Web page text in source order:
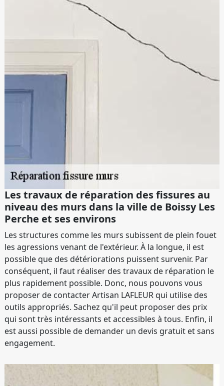
Les travaux de réparation des fissures au
niveau des murs dans la ville de Boissy Les
Perche et ses environs
Les structures comme les murs subissent de plein fouet
les agressions venant de l'extérieur. À la longue, il est
possible que des détériorations puissent survenir. Par
conséquent, il faut réaliser des travaux de réparation le
plus rapidement possible. Donc, nous pouvons vous
proposer de contacter Artisan LAFLEUR qui utilise des
outils appropriés. Sachez qu'il peut proposer des prix
qui sont très intéressants et accessibles à tous. Enfin, il
est aussi possible de demander un devis gratuit et sans
engagement.